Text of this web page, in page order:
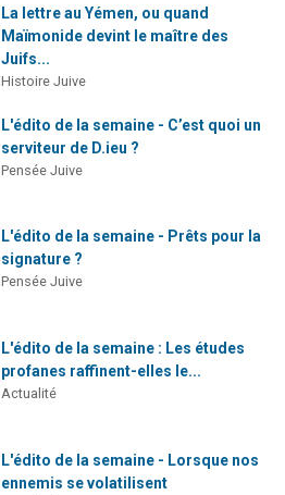
La lettre au Yémen, ou quand
Maïmonide devint le maître des
Juifs...
Histoire Juive
L'édito de la semaine - C’est quoi un
serviteur de D.ieu ?
Pensée Juive
L'édito de la semaine - Prêts pour la
signature ?
Pensée Juive
L'édito de la semaine : Les études
profanes raffinent-elles le...
Actualité
L'édito de la semaine - Lorsque nos
ennemis se volatilisent